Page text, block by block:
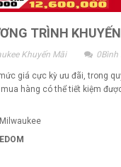
TRÌNH
Khuyến Mãi 0Bình
giá cực kỳ ưu đãi, trong
hàng có thể tiết kiệm